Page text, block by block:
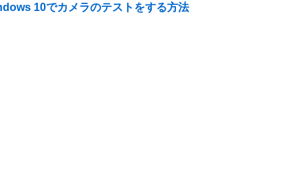
10でカメラのテストをする方法